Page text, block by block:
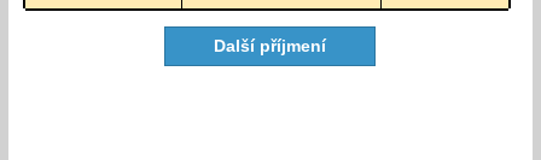
Další příjmení